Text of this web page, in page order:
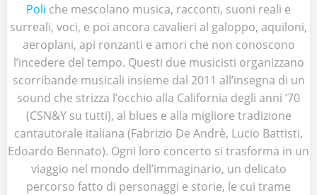
Poli che mescolano musica, racconti, suoni reali e
surreali, voci, e poi ancora cavalieri al galoppo, aquiloni,
aeroplani, api ronzanti e amori che non conoscono
l’incedere del tempo. Questi due musicisti organizzano
scorribande musicali insieme dal 2011 all’insegna di un
sound che strizza l’occhio alla California degli anni ‘70
(CSN&Y su tutti), al blues e alla migliore tradizione
cantautorale italiana (Fabrizio De Andrè, Lucio Battisti,
Edoardo Bennato). Ogni loro concerto si trasforma in un
viaggio nel mondo dell’immaginario, un delicato
percorso fatto di personaggi e storie, le cui trame